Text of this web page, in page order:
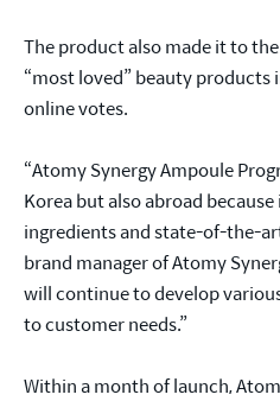
The product also made it to
“most loved” beauty products
online votes.
“Atomy Synergy Ampoule
Korea but also abroad
ingredients and state-of-the-
brand manager of Atomy
will continue to develop
to customer needs.”
Within a month of launch,